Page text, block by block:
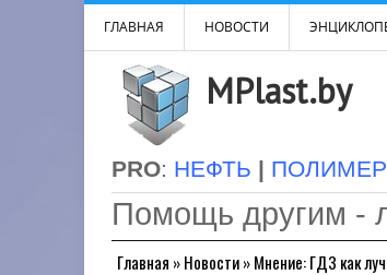
ГЛАВНАЯ НОВОСТИ
MPlast.by
PRO: НЕФТЬ |
Помощь другим -
Главная »Новости»Мнение: ГДЗ как